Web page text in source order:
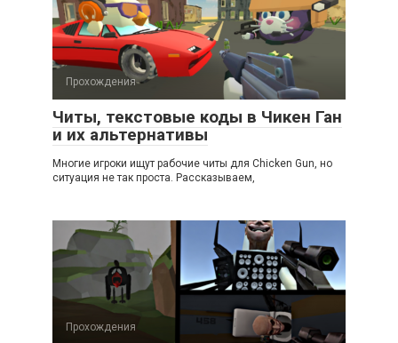
Прохождения
Читы, текстовые коды в Чикен Ган
и их альтернативы
Многие игроки ищут рабочие читы для Chicken Gun, но
ситуация не так проста. Рассказываем,
Прохождения